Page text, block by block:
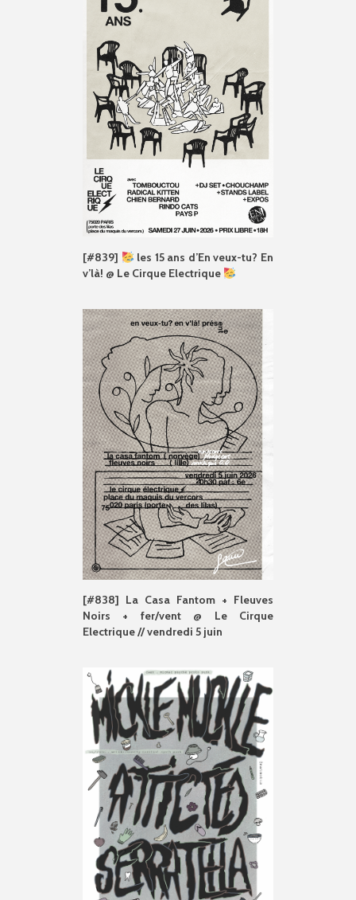
[#839]
les 15 ans d’En veux-tu? En
v’là! @ Le Cirque Electrique
[#838] La Casa Fantom + Fleuves
Noirs + fer/vent @ Le Cirque
Electrique // vendredi 5 juin